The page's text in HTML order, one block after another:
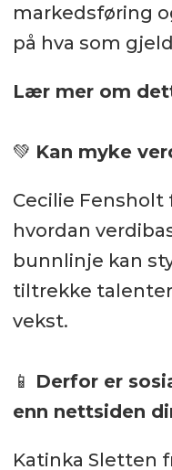
markedsføring
på hva som
Lær mer om
💚 Kan myke
Cecilie Fensholt
hvordan
bunnlinje kan
tiltrekke
vekst.
📱 Derfor er
enn nettsiden
Katinka Sletten